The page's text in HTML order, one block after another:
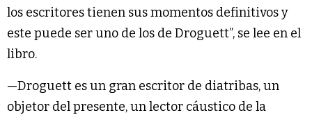
los escritores tienen sus momentos definitivos y
este puede ser uno de los de Droguett”, se lee en el
libro.
—Droguett es un gran escritor de diatribas, un
objetor del presente, un lector cáustico de la